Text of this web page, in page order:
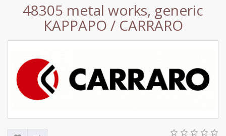
48305 metal works, generic
КАРРАРО / CARRARO